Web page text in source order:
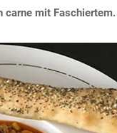
mit